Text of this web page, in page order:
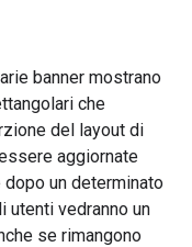
banner mostrano
che
del layout di
aggiornate
un determinato
utenti vedranno un
se rimangono